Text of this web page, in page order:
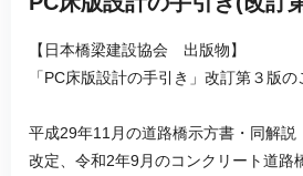
【日本橋梁建設協会 出版物】
「PC床版設計の手引き」改訂第３版の
平成29年11月の道路橋示方書・同解
改定、令和2年9月のコンクリート道路